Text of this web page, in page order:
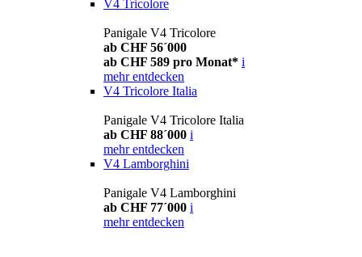
V4 Tricolore
Panigale V4 Tricolore
ab CHF 56´000
ab CHF 589 pro Monat* i
mehr entdecken
V4 Tricolore Italia
Panigale V4 Tricolore Italia
ab CHF 88´000 i
mehr entdecken
V4 Lamborghini
Panigale V4 Lamborghini
ab CHF 77´000 i
mehr entdecken